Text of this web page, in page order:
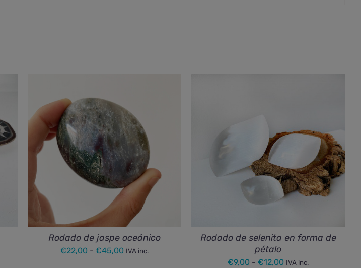
Rodado de jaspe oceánico
€22,00 - €45,00 Rango
IVA inc.
Rodado de selenita en forma de
pétalo
€9,00 - €12,00 Rango
IVA inc.